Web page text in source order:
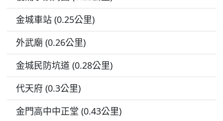
金城車站 (0.25公里)
外武廟 (0.26公里)
金城民防坑道 (0.28公里)
代天府 (0.3公里)
金門高中中正堂 (0.43公里)